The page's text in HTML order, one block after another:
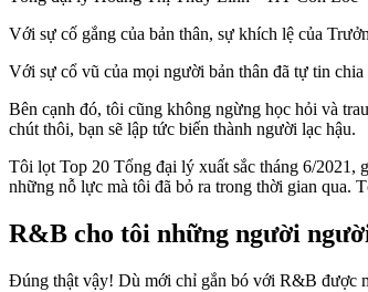
Với sự cố gắng của bản thân, sự khích lệ của
Với sự cổ vũ của mọi người bản thân đã tự tin
Bên cạnh đó, tôi cũng không ngừng học hỏi và
chút thôi, bạn sẽ lập tức biến thành người lạc hậu.
Tôi lọt Top 20 Tổng đại lý xuất sắc tháng 6/2021,
những nỗ lực mà tôi đã bỏ ra trong thời gian qua.
R&B cho tôi những người
Đúng thật vậy! Dù mới chỉ gắn bó với R&B được